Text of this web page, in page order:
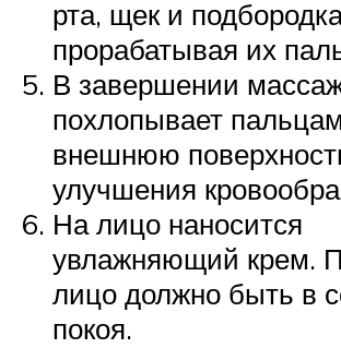
рта, щек и
прорабатывая их
В завершении
похлопывает
внешнюю
улучшения
На лицо наносится
увлажняющий крем.
лицо должно быть в
покоя.